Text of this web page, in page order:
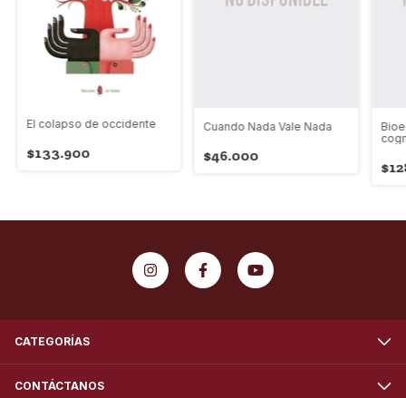
El colapso de occidente
$133.900
Cuando Nada Vale Nada
$46.000
CATEGORÍAS
CONTÁCTANOS